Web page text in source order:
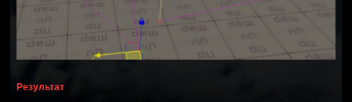
Результат